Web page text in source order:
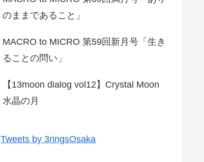
のままであること」
MACRO to MICRO 第59回新月号「生き
ることの問い」
【13moon dialog vol12】Crystal Moon
水晶の月
Tweets by 3ringsOsaka